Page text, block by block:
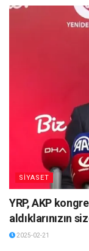
SİYASET
YRP, AKP
aldıklarınızın
2025-02-21